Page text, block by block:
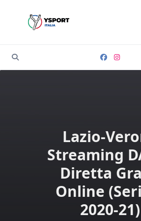
Lazio-
Streaming
Diretta
Online
2020-21)